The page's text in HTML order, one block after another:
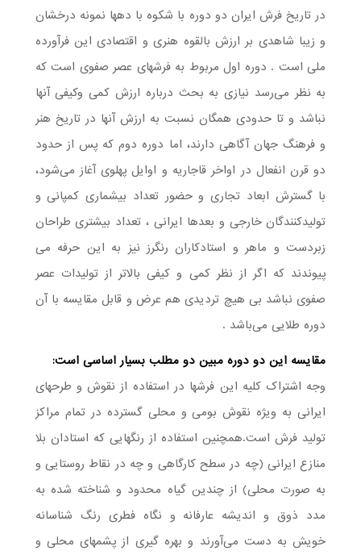
در تاریخ فرش ایران دو دوره با شکوه با دهها نمونه درخشان
و زیبا شاهدی بر ارزش بالقوه هنری و اقتصادی این فرآورده
ملی است . دوره اول مربوط به فرشهای عصر صفوی است که
به نظر می‌رسد نیازی به بحث درباره ارزش کمی وکیفی آنها
نباشد و تا حدودی همگان نسبت به ارزش آنها در تاریخ هنر
و فرهنگ جهان آگاهی دارند، اما دوره دوم که پس از حدود
دو قرن انفعال در اواخر قاجاریه و اوایل پهلوی آغاز می‌شود،
با گسترش ابعاد تجاری و حضور تعداد بیشماری کمپانی و
تولید‌کنندگان خارجی و بعدها ایرانی ، تعداد بیشتری طراحان
زبردست و ماهر و استادکاران رنگرز نیز به این حرفه می
پیوندند که اگر از نظر کمی و کیفی بالاتر از تولیدات عصر
صفوی نباشد بی هیچ تردیدی هم عرض و قابل مقایسه با آن
دوره طلایی می‌باشد .
مقایسه این دو دوره مبین دو مطلب بسیار اساسی است:
وجه اشتراک کلیه این فرشها در استفاده از نقوش و طرحهای
ایرانی به ویژه نقوش بومی و محلی گسترده در تمام مراکز
تولید فرش است.همچنین استفاده از رنگهایی که استادان بلا
منازع ایرانی (چه در سطح کارگاهی و چه در نقاط روستایی و
به صورت محلی) از چندین گیاه محدود و شناخته شده به
مدد ذوق و اندیشه عارفانه و نگاه فطری رنگ شناسانه
خویش به دست می‌آورند و بهره گیری از پشمهای محلی و